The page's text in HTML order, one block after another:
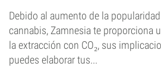
Debido al aumento de la
cannabis, Zamnesia te proporciona
la extracción con CO₂, sus
puedes elaborar tus...